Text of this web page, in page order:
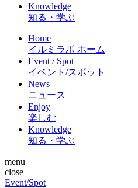
Knowledge
知る・学ぶ
Home
イルミラボ ホーム
Event / Spot
イベント/スポット
News
ニュース
Enjoy
楽しむ
Knowledge
知る・学ぶ
menu
close
Event/Spot